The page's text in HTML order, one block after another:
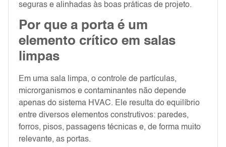
seguras e alinhadas às boas práticas de projeto.
Por que a porta é um
elemento crítico em salas
limpas
Em uma sala limpa, o controle de partículas,
microrganismos e contaminantes não depende
apenas do sistema HVAC. Ele resulta do equilíbrio
entre diversos elementos construtivos: paredes,
forros, pisos, passagens técnicas e, de forma muito
relevante, as portas.